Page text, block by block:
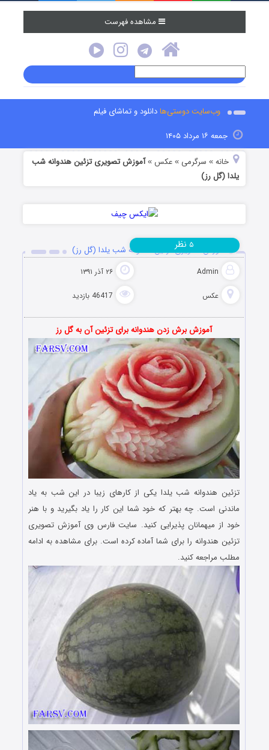
مشاهده فهرست
وب‌سایت دوستی‌هادانلود و تماشای فیلم
جمعه ۱۶ مرداد ۱۴۰۵
خانه » سرگرمی »عکس »آموزش تصویری تزئین هندوانه شب
یلدا (گل رز)
آموزش تصویری تزئین هندوانه شب یلدا (گل رز)
Admin ۲۶ آذر ۱۳۹۱
عکس 46417 بازدید
۵ نظر
آموزش برش زدن هندوانه برای تزئین آن به گل رز
تزئین هندوانه شب یلدا یکی از کارهای زیبا در این شب به یاد
ماندنی است. چه بهتر که خود شما این کار را یاد بگیرید و با هنر
خود از میهمانان پذیرایی کنید. سایت فارس وی آموزش تصویری
تزئین هندوانه را برای شما آماده کرده است. برای مشاهده به ادامه
مطلب مراجعه کنید.